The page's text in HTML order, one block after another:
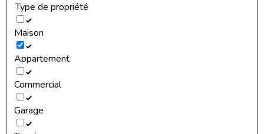
Type de propriété
Maison
Appartement
Commercial
Garage